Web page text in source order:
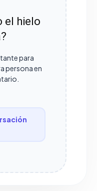
el hielo
para
persona en